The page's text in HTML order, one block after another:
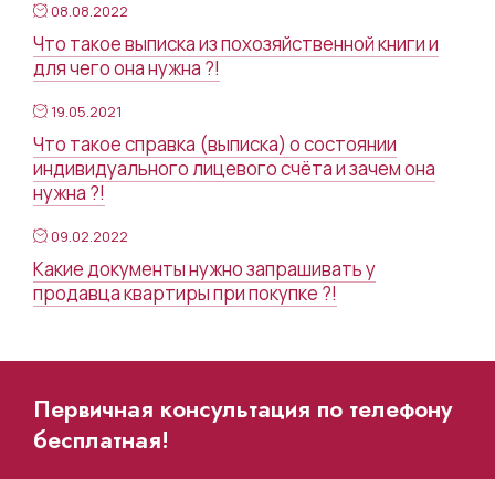
08.08.2022
Что такое выписка из похозяйственной книги и
для чего она нужна ?!
19.05.2021
Что такое справка (выписка) о состоянии
индивидуального лицевого счёта и зачем она
нужна ?!
09.02.2022
Какие документы нужно запрашивать у
продавца квартиры при покупке ?!
Первичная консультация по телефону
бесплатная!